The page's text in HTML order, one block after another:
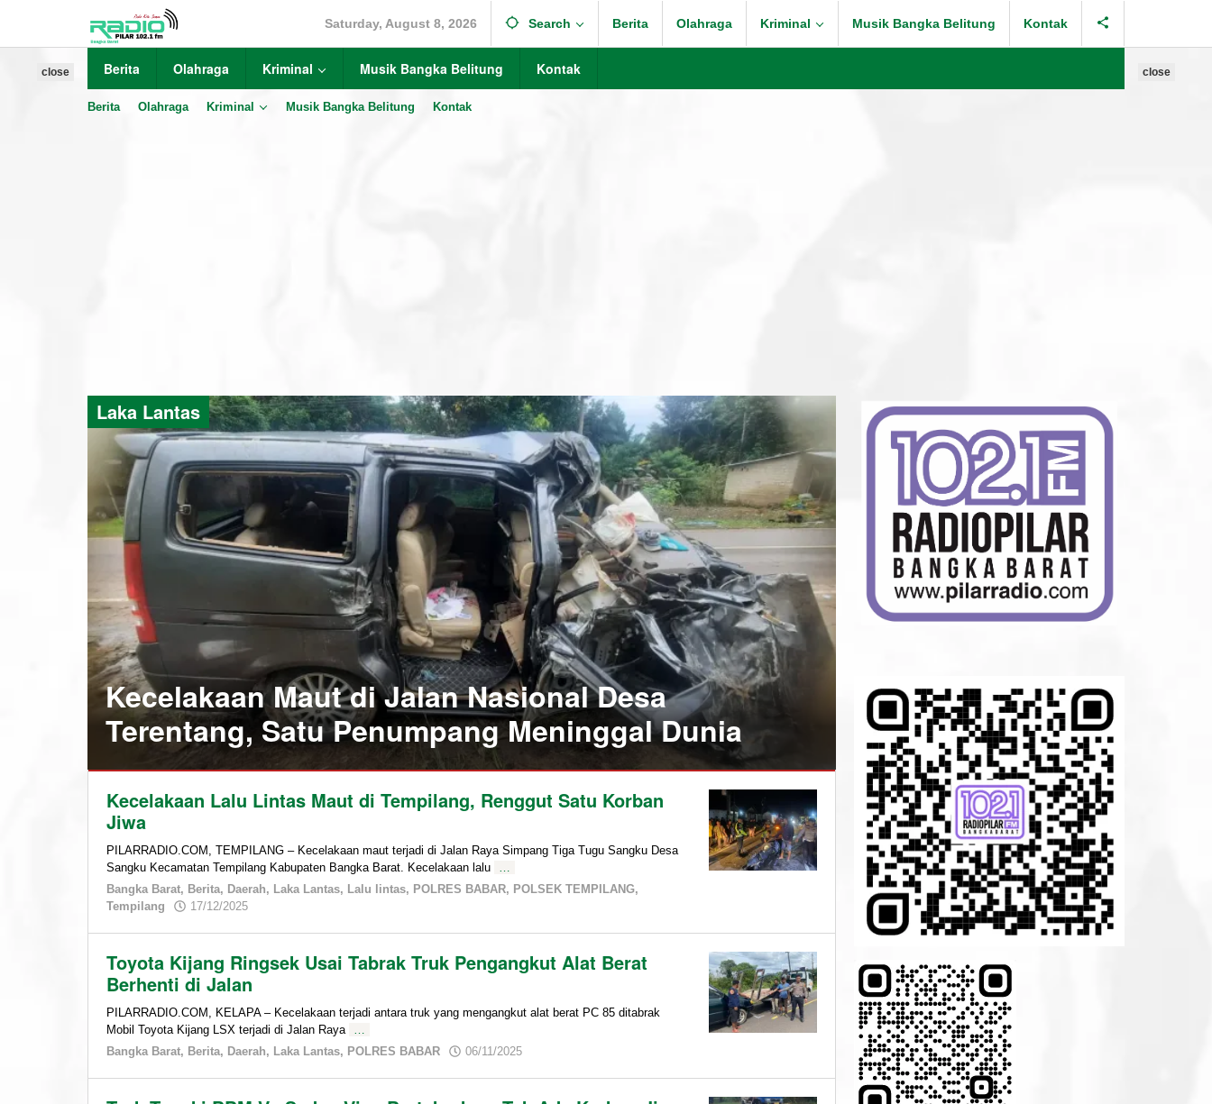
content
Saturday, August 8, 2026 Search Berita Olahraga Kriminal Musik Bangka Belitung Kontak
Berita Olahraga Kriminal Musik Bangka Belitung Kontak
Berita Olahraga Kriminal Musik Bangka Belitung Kontak
close close
Kecelakaan Maut di Jalan Nasional Desa
Terentang, Satu Penumpang Meninggal Dunia
Barat,
Berita,
Daerah,
Kelapa,
Laka
Lantas,
Lalu
POLRES
POLSEK
KELAPA
11/01/2026
admin
Laka Lantas
Kecelakaan Lalu Lintas Maut di Tempilang, Renggut Satu Korban
Jiwa
PILARRADIO.COM, TEMPILANG – Kecelakaan maut terjadi di Jalan Raya Simpang Tiga Tugu Sangku Desa
Sangku Kecamatan Tempilang Kabupaten Bangka Barat. Kecelakaan lalu
…
Bangka Barat, Berita, Daerah, Laka Lantas, Lalu lintas, POLRES BABAR, POLSEK TEMPILANG,
Tempilang
17/12/2025
Toyota Kijang Ringsek Usai Tabrak Truk Pengangkut Alat Berat
Berhenti di Jalan
PILARRADIO.COM, KELAPA – Kecelakaan terjadi antara truk yang mengangkut alat berat PC 85 ditabrak
Mobil Toyota Kijang LSX terjadi di Jalan Raya …
Bangka Barat, Berita, Daerah, Laka Lantas, POLRES BABAR 06/11/2025